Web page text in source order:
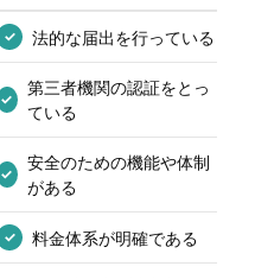
✓ 法的な届出を行っている
✓
第三者機関の認証をとっ
ている
✓
安全のための機能や体制
がある
✓ 料金体系が明確である